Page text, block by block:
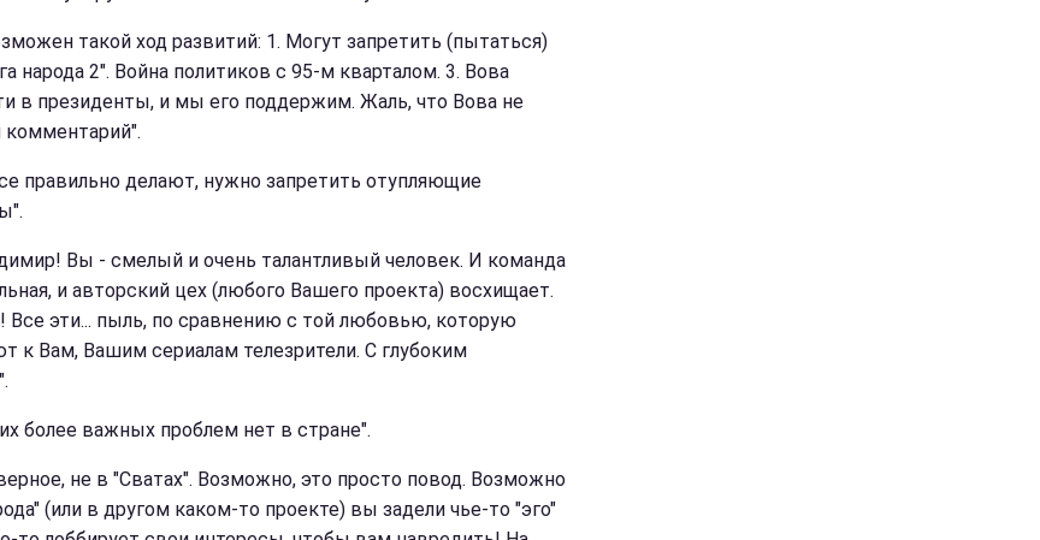
такой ход развитий: 1. Могут запретить (пытаться)
народа 2". Война политиков с 95-м кварталом. 3. Вова
в президенты, и мы его поддержим. Жаль, что Вова не
".
правильно делают, нужно запретить отупляющие
".
Вы - смелый и очень талантливый человек. И команда
и авторский цех (любого Вашего проекта) восхищает.
Все эти... пыль, по сравнению с той любовью, которую
к Вам, Вашим сериалам телезрители. С глубоким
более важных проблем нет в стране".
не в "Сватах". Возможно, это просто повод. Возможно
(или в другом каком-то проекте) вы задели чье-то "эго"